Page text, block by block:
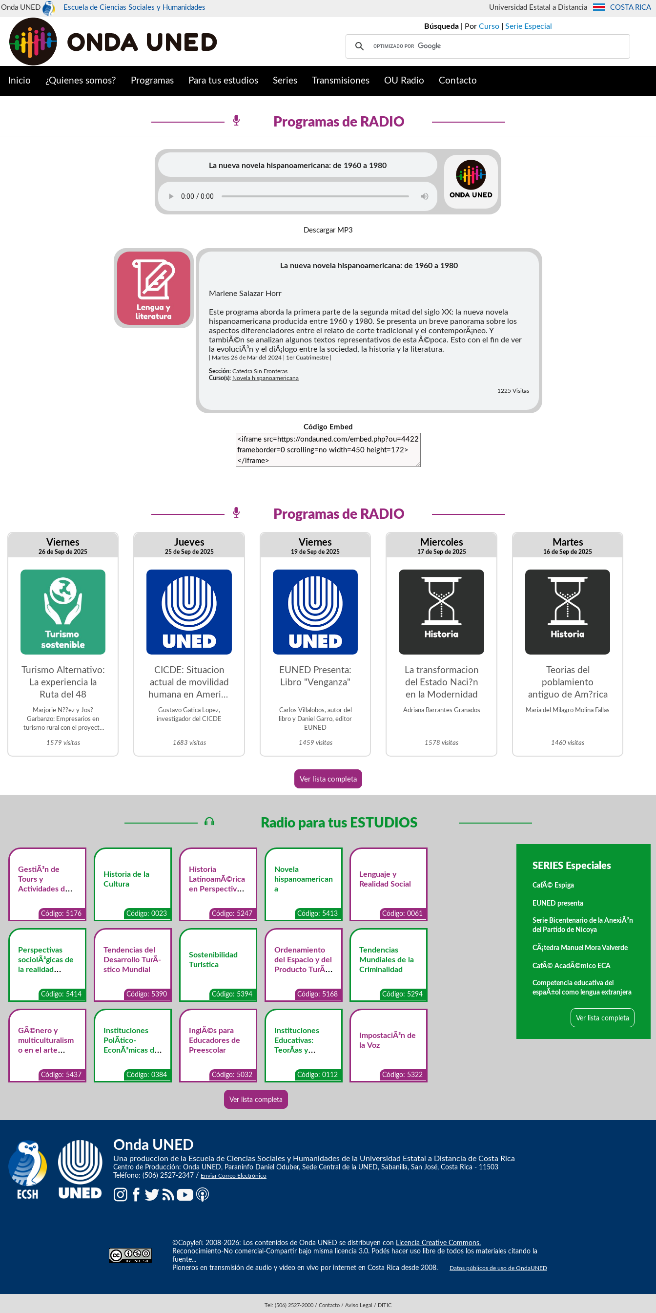
Onda UNED Escuela de Ciencias Sociales y Humanidades COSTA RICA
Universidad Estatal a Distancia
Búsqueda | Por Curso Serie Especial
Inicio ¿Quienes somos? Programas Para tus estudios Series Transmisiones OU Radio Contacto
Programas de RADIO
La nueva novela hispanoamericana: de 1960 a 1980
Descargar MP3
La nueva novela hispanoamericana: de 1960 a 1980
Marlene Salazar Horr
Este programa aborda la primera parte de la segunda mitad del siglo XX: la nueva novela
hispanoamericana producida entre 1960 y 1980. Se presenta un breve panorama sobre los
aspectos diferenciadores entre el relato de corte tradicional y el contemporÃ¡neo. Y
tambiÃ©n se analizan algunos textos representativos de esta Ã©poca. Esto con el fin de ver
la evoluciÃ³n y el diÃ¡logo entre la sociedad, la historia y la literatura.
| Martes 26 de Mar del 2024 | 1er Cuatrimestre |
Sección: Catedra Sin Fronteras
Curso(s): Novela hispanoamericana
1225 Visitas
Código Embed
Programas de RADIO
Viernes
26 de Sep de 2025
Turismo Alternativo:
La experiencia la
Ruta del 48
Marjorie N??ez y Jos?
Garbanzo: Empresarios en
turismo rural con el proyecto
Violeta. Frailes de
Desamparados Martin Vargas
1579 visitas
Jueves
25 de Sep de 2025
CICDE: Situacion
actual de movilidad
humana en America
Latina. Desafios
prioritarios para la
Gustavo Gatica Lopez,
investigador del CICDE
1683 visitas
Viernes
19 de Sep de 2025
EUNED Presenta:
Libro "Venganza"
Carlos Villalobos, autor del
libro y Daniel Garro, editor
EUNED
1459 visitas
Miercoles
17 de Sep de 2025
La transformacion
del Estado Naci?n
en la Modernidad
Adriana Barrantes Granados
1578 visitas
Martes
16 de Sep de 2025
Teorias del
poblamiento
antiguo de Am?rica
Maria del Milagro Molina Fallas
1460 visitas
Ver lista completa
Radio para tus ESTUDIOS
GestiÃ³n de
Tours y
Actividades de
Alternativo y de
Aventura
Código: 5176
Historia de la
Cultura
Código: 0023
Historia
LatinoamÃ©rica
en Perspectiva
Código: 5247
Novela
hispanoamerican
a
Código: 5413
Lenguaje y
Realidad Social
Código: 0061
Perspectivas
sociolÃ³gicas de
la realidad
Código: 5414
Tendencias del
Desarrollo TurÃ­
stico Mundial
Código: 5390
Sostenibilidad
Turistica
Código: 5394
Ordenamiento
del Espacio y del
Producto TurÃ­
Código: 5168
Tendencias
Mundiales de la
Criminalidad
Código: 5294
GÃ©nero y
multiculturalism
o en el arte
Código: 5437
Instituciones
PolÃ­tico-
EconÃ³micas de
Código: 0384
InglÃ©s para
Educadores de
Preescolar
Código: 5032
Instituciones
Educativas:
TeorÃ­as y
Código: 0112
ImpostaciÃ³n de
la Voz
Código: 5322
Ver lista completa
SERIES Especiales
CafÃ© Espiga
EUNED presenta
Serie Bicentenario de la AnexiÃ³n
del Partido de Nicoya
CÃ¡tedra Manuel Mora Valverde
CafÃ© AcadÃ©mico ECA
Competencia educativa del
espaÃ±ol como lengua extranjera
Ver lista completa
Onda UNED
Una produccion de la Escuela de Ciencias Sociales y Humanidades de la Universidad Estatal a Distancia de Costa Rica
Centro de Producción: Onda UNED, Paraninfo Daniel Oduber, Sede Central de la UNED, Sabanilla, San José, Costa Rica - 11503
Teléfono: (506) 2527-2347 / Enviar Correo Electrónico
©Copyleft 2008-2026: Los contenidos de Onda UNED se distribuyen con Licencia Creative Commons.
Reconocimiento-No comercial-Compartir bajo misma licencia 3.0. Podés hacer uso libre de todos los materiales citando la
fuente...
Pioneros en transmisión de audio y video en vivo por internet en Costa Rica desde 2008.
Datos públicos de uso de OndaUNED
Tel: (506) 2527-2000 / Contacto / Aviso Legal / DITIC